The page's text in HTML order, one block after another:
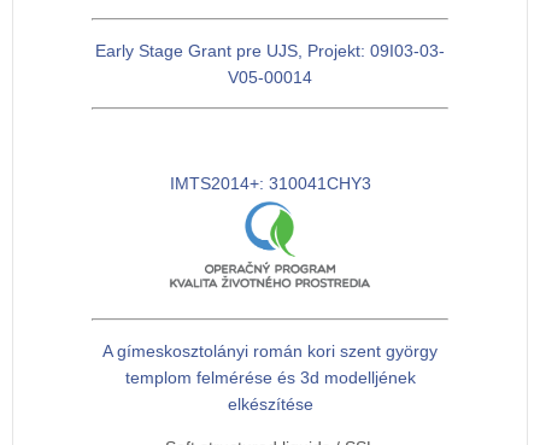
Early Stage Grant pre UJS, Projekt: 09I03-03-
V05-00014
IMTS2014+: 310041CHY3
A gímeskosztolányi román kori szent györgy
templom felmérése és 3d modelljének
elkészítése